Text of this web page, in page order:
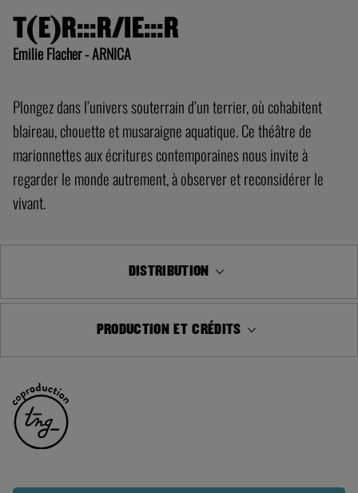
T(E)R:::R/IE:::R
Emilie Flacher - ARNICA
Plongez dans l’univers souterrain d’un terrier, où cohabitent
blaireau, chouette et musaraigne aquatique. Ce théâtre de
marionnettes aux écritures contemporaines nous invite à
regarder le monde autrement, à observer et reconsidérer le
vivant.
DISTRIBUTION
PRODUCTION ET CRÉDITS